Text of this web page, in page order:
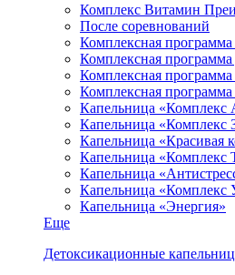
Комплекс Витамин
После соревнований
Комплексная
Комплексная
Комплексная
Комплексная
Капельница «Комплекс
Капельница «Комплекс
Капельница «Красивая
Капельница «Комплекс
Капельница
Капельница «Комплекс
Капельница «Энергия»
Еще
Детоксикационные